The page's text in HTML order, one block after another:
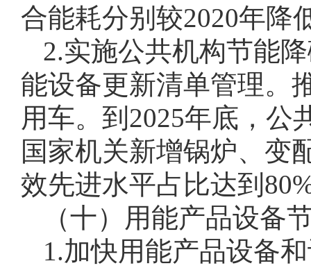
合能耗分别较2020年降
2.实施公共机构节能
能设备更新清单管理。
用车。到2025年底，公
国家机关新增锅炉、变
效先进水平占比达到
（十）用能产品设备
1.加快用能产品设备